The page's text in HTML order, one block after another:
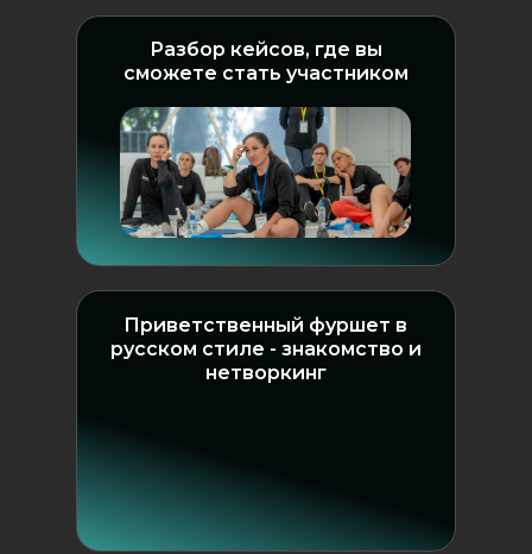
Разбор кейсов, где вы
сможете стать участником
Приветственный фуршет в
русском стиле - знакомство и
нетворкинг